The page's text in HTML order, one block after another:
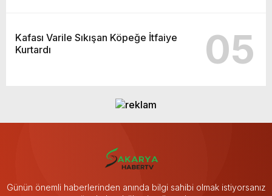
Kafası Varile Sıkışan Köpeğe İtfaiye
Kurtardı
05
Günün önemli haberlerinden anında bilgi sahibi olmak istiyorsanız